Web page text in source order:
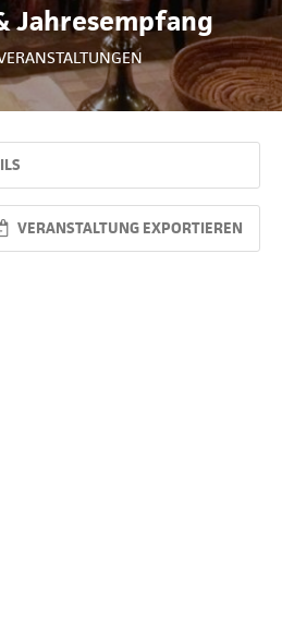
Jahresempfang
VERANSTALTUNG EXPORTIEREN